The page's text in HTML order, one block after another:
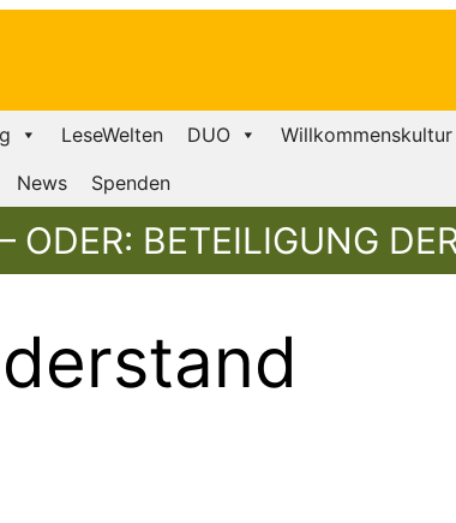
LeseWelten DUO Willkommenskultur
News Spenden
ODER: BETEILIGUNG